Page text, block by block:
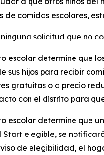
de comidas escolares,
solicitud que no
escolar determine que
sus hijos para recibir
gratuitas o a precio
con el distrito para
escolar determine que
elegible, se
de elegibilidad, el